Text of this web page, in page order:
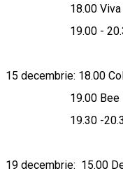
18.00 Viva
19.00 - 20.30
15 decembrie: 18.00
19.00 Bee
19.30 -20.30
19 decembrie: 15.00